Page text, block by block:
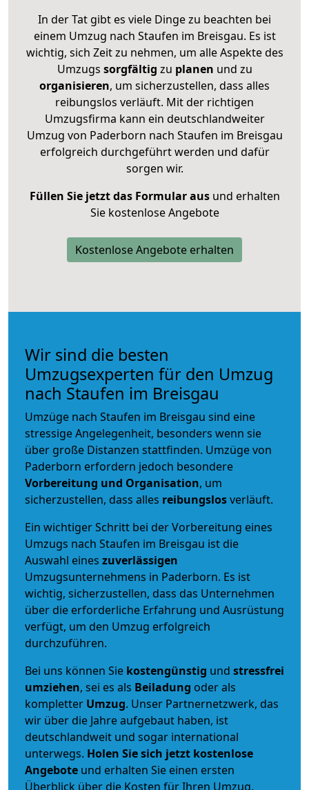
In der Tat gibt es viele Dinge zu beachten bei
einem Umzug nach Staufen im Breisgau. Es ist
wichtig, sich Zeit zu nehmen, um alle Aspekte des
Umzugs sorgfältig zu planen und zu
organisieren, um sicherzustellen, dass alles
reibungslos verläuft. Mit der richtigen
Umzugsfirma kann ein deutschlandweiter
Umzug von Paderborn nach Staufen im Breisgau
erfolgreich durchgeführt werden und dafür
sorgen wir.
Füllen Sie jetzt das Formular ausund erhalten
Sie kostenlose Angebote
Kostenlose Angebote erhalten
Wir sind die besten
Umzugsexperten für den Umzug
nach Staufen im Breisgau
Umzüge nach Staufen im Breisgau sind eine
stressige Angelegenheit, besonders wenn sie
über große Distanzen stattfinden. Umzüge von
Paderborn erfordern jedoch besondere
Vorbereitung und Organisation, um
sicherzustellen, dass alles reibungslosverläuft.
Ein wichtiger Schritt bei der Vorbereitung eines
Umzugs nach Staufen im Breisgau ist die
Auswahl eines zuverlässigen
Umzugsunternehmens in Paderborn. Es ist
wichtig, sicherzustellen, dass das Unternehmen
über die erforderliche Erfahrung und Ausrüstung
verfügt, um den Umzug erfolgreich
durchzuführen.
Bei uns können Sie kostengünstig und stressfrei
umziehen, sei es als Beiladung oder als
kompletter Umzug. Unser Partnernetzwerk, das
wir über die Jahre aufgebaut haben, ist
deutschlandweit und sogar international
unterwegs. Holen Sie sich jetzt kostenlose
Angebote und erhalten Sie einen ersten
Überblick über die Kosten für Ihren Umzug.